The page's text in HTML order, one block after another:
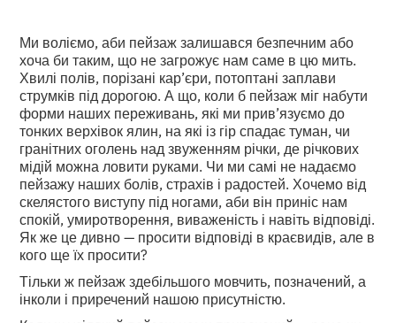
Ми воліємо, аби пейзаж залишався безпечним або
хоча би таким, що не загрожує нам саме в цю мить.
Хвилі полів, порізані кар’єри, потоптані заплави
струмків під дорогою. А що, коли б пейзаж міг набути
форми наших переживань, які ми прив’язуємо до
тонких верхівок ялин, на які із гір спадає туман, чи
гранітних оголень над звуженням річки, де річкових
мідій можна ловити руками. Чи ми самі не надаємо
пейзажу наших болів, страхів і радостей. Хочемо від
скелястого виступу під ногами, аби він приніс нам
спокій, умиротворення, виваженість і навіть відповіді.
Як же це дивно — просити відповіді в краєвидів, але в
кого ще їх просити?
Тільки ж пейзаж здебільшого мовчить, позначений, а
інколи і приречений нашою присутністю.